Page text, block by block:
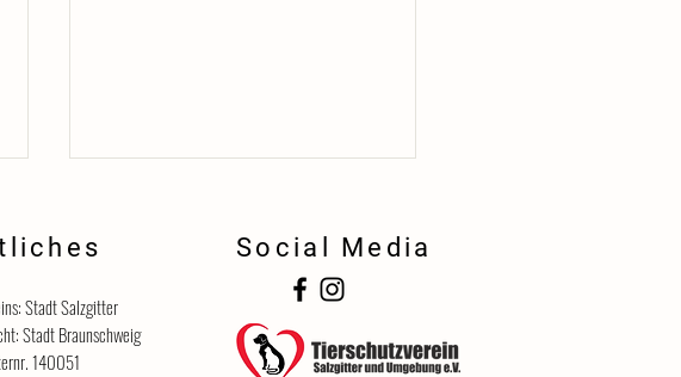
Stadt Salzgitter
Stadt Braunschweig
140051
Social Media